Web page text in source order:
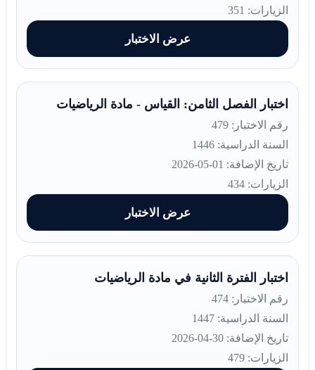
الزيارات: 351
عرض الاختبار
اختبار الفصل الثامن: القياس - مادة الرياضيات
رقم الاختبار: 479
السنة الدراسية: 1446
تاريخ الإضافة: 01-05-2026
الزيارات: 434
عرض الاختبار
اختبار الفترة الثانية في مادة الرياضيات
رقم الاختبار: 474
السنة الدراسية: 1447
تاريخ الإضافة: 30-04-2026
الزيارات: 479